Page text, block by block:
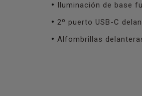
Iluminación de base
2º puerto USB-C
Alfombrillas